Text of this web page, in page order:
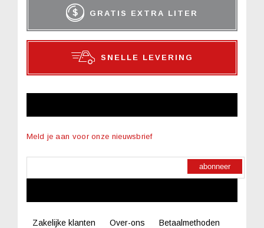
GRATIS EXTRA LITER
SNELLE LEVERING
Meld je aan voor onze nieuwsbrief
abonneer
Zakelijke klanten Over-ons
Betaalmethoden